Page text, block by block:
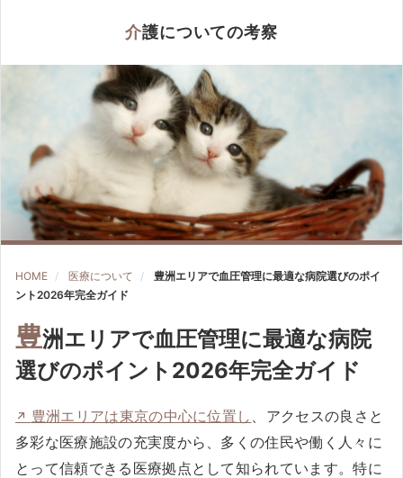
介護についての考察
HOME 医療について
豊洲エリアで血圧管理に最適な病院選びのポイ
ント2026年完全ガイド
豊洲エリアで血圧管理に最適な病院
選びのポイント2026年完全ガイド
豊洲エリアは東京の中心に位置し 、アクセスの良さと
多彩な医療施設の充実度から、多くの住民や働く人々に
とって信頼できる医療拠点として知られています。特に